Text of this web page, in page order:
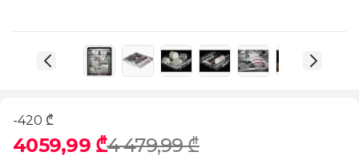
-420 ₾
4059,99 ₾4 479,99 ₾